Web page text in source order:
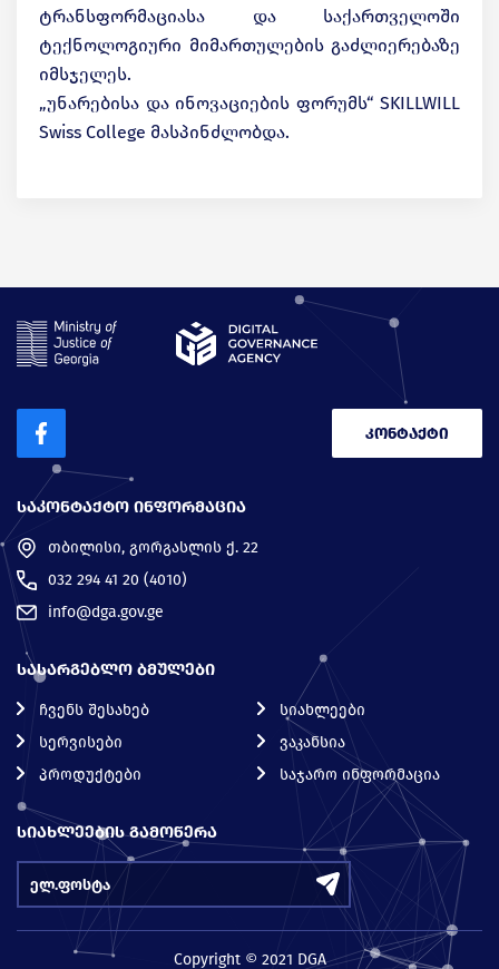
ტრანსფორმაციასა და საქართველოში
ტექნოლოგიური მიმართულების გაძლიერებაზე
იმსჯელეს.
„უნარებისა და ინოვაციების ფორუმს“ SKILLWILL
Swiss College მასპინძლობდა.
ᲡᲐᲙᲝᲜᲢᲐᲥᲢᲝ ᲘᲜᲤᲝᲠᲛᲐᲪᲘᲐ
თბილისი, გორგასლის ქ. 22
032 294 41 20 (4010)
info@dga.gov.ge
კონტაქტი
ᲡᲐᲡᲐᲠᲒᲔᲑᲚᲝ ᲑᲛᲣᲚᲔᲑᲘ
ჩვენს შესახებ
სერვისები
პროდუქტები
სიახლეები
ვაკანსია
საჯარო ინფორმაცია
ᲡᲘᲐᲮᲚᲔᲔᲑᲘᲡ ᲒᲐᲛᲝᲬᲔᲠᲐ
Copyright © 2021 DGA